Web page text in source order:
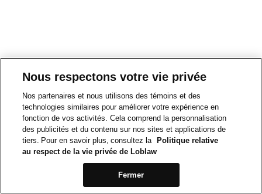
Nous respectons votre vie privée
Nos partenaires et nous utilisons des témoins et des
technologies similaires pour améliorer votre expérience en
fonction de vos activités. Cela comprend la personnalisation
des publicités et du contenu sur nos sites et applications de
tiers. Pour en savoir plus, consultez la
Politique relative
au respect de la vie privée de Loblaw
Fermer